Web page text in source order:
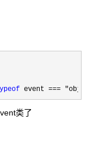
event ===
类了